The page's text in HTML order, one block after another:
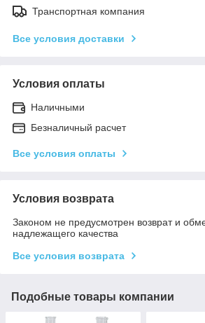
Транспортная компания
Все условия доставки
Условия оплаты
Наличными
Безналичный расчет
Все условия оплаты
Условия возврата
Законом не предусмотрен возврат и
надлежащего качества
Все условия возврата
Подобные товары компании